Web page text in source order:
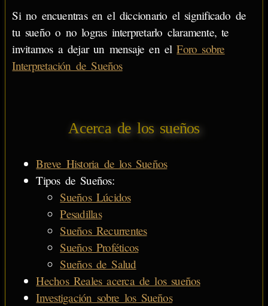
Si no encuentras en el diccionario el significado de
tu sueño o no logras interpretarlo claramente, te
invitamos a dejar un mensaje en elForo sobre
Interpretación de Sueños
Acerca de los sueños
Breve Historia de los Sueños
Tipos de Sueños:
Sueños Lúcidos
Pesadillas
Sueños Recurrentes
Sueños Proféticos
Sueños de Salud
Hechos Reales acerca de los sueños
Investigación sobre los Sueños